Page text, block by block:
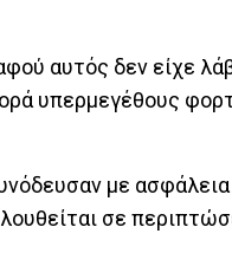
αυτός δεν είχε
υπερμεγέθους
με
σε